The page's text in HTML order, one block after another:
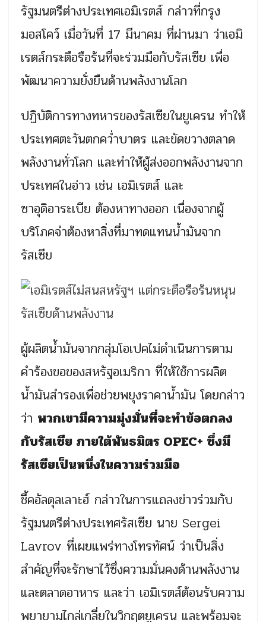
รัฐมนตรีต่างประเทศเอมิเรตส์ กล่าวที่กรุง
มอสโคว์ เมื่อวันที่ 17 มีนาคม ที่ผ่านมา ว่าเอมิ
เรตส์กระตือรือร้นที่จะร่วมมือกับรัสเซีย เพื่อ
พัฒนาความยั่งยืนด้านพลังงานโลก
ปฏิบัติการทางทหารของรัสเซียในยูเครน ทำให้
ประเทศตะวันตกคว่ำบาตร และขัดขวางตลาด
พลังงานทั่วโลก และทำให้ผู้ส่งออกพลังงานจาก
ประเทศในอ่าว เช่น เอมิเรตส์ และ
ซาอุดิอาระเบีย ต้องหาทางออก เนื่องจากผู้
บริโภคจำต้องหาสิ่งที่มาทดแทนน้ำมันจาก
รัสเซีย
ผู้ผลิตน้ำมันจากกลุ่มโอเปคไม่ดำเนินการตาม
คำร้องขอของสหรัฐอเมริกา ที่ให้ใช้การผลิต
น้ำมันสำรองเพื่อช่วยพยุงราคาน้ำมัน โดยกล่าว
ว่า พวกเขามีความมุ่งมั่นที่จะทำข้อตกลง
กับรัสเซีย ภายใต้พันธมิตร OPEC+ ซึ่งมี
รัสเซียเป็นหนึ่งในความร่วมมือ
ชี้คอัลดุลเลาะฮ์ กล่าวในการแถลงข่าวร่วมกับ
รัฐมนตรีต่างประเทศรัสเซีย นาย Sergei
Lavrov ที่เผยแพร่ทางโทรทัศน์ ว่าเป็นสิ่ง
สำคัญที่จะรักษาไว้ซึ่งความมั่นคงด้านพลังงาน
และตลาดอาหาร และว่า เอมิเรตส์ต้อนรับความ
พยายามไกล่เกลี่ยในวิกฤตยูเครน และพร้อมจะ